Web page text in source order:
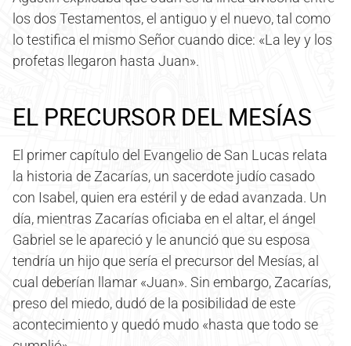
los dos Testamentos, el antiguo y el nuevo, tal como
lo testifica el mismo Señor cuando dice: «La ley y los
profetas llegaron hasta Juan».
EL PRECURSOR DEL MESÍAS
El primer capítulo del Evangelio de San Lucas relata
la historia de Zacarías, un sacerdote judío casado
con Isabel, quien era estéril y de edad avanzada. Un
día, mientras Zacarías oficiaba en el altar, el ángel
Gabriel se le apareció y le anunció que su esposa
tendría un hijo que sería el precursor del Mesías, al
cual deberían llamar «Juan». Sin embargo, Zacarías,
preso del miedo, dudó de la posibilidad de este
acontecimiento y quedó mudo «hasta que todo se